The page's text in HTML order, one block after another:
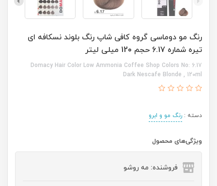
رنگ مو دوماسی گروه کافی شاپ رنگ بلوند نسکافه ای
تیره شماره 6.17 حجم 120 میلی لیتر
Domacy Hair Color Low Ammonia Coffee Shop Colors No: 6.17
Dark Nescafe Blonde , 120ml
دسته : رنگ مو و ابرو
ویژگی‌های محصول
فروشنده: مه رو‌شو